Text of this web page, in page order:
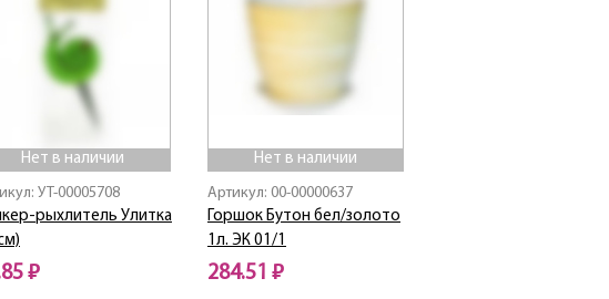
Нет в наличии
УТ-00005708
рыхлитель Улитка
₽
Нет в наличии
Артикул: 00-00000637
Горшок Бутон бел/золото
1л. ЭК 01/1
284.51 ₽